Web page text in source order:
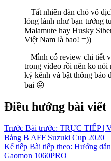
– Tất nhiên đàn chó vô
lóng lánh như bạn tưởng
Malamute hay Husky
Việt Nam là bao! =))
– Mình có review chi tiết
trong video rồi nên ko nói
ký kênh và bật thông báo
bai 😛
Điều hướng bài viết
Trước Bài trước: TRỰC TIẾP |
Bảng B AFF Suzuki Cup 2020
Kế tiếp Bài tiếp theo: Hướng
Gaomon 1060PRO